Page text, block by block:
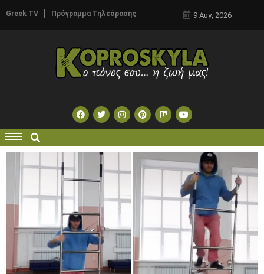
Greek TV Πρόγραμμα Τηλεόρασης 9 Αυγ, 2026